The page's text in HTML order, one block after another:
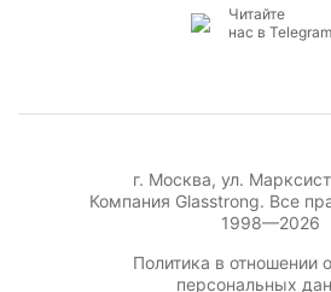
Читайте
нас в Telegram
г. Москва, ул.
Компания Glasstrong. Все
1998—2026
Политика в отношении
персональных